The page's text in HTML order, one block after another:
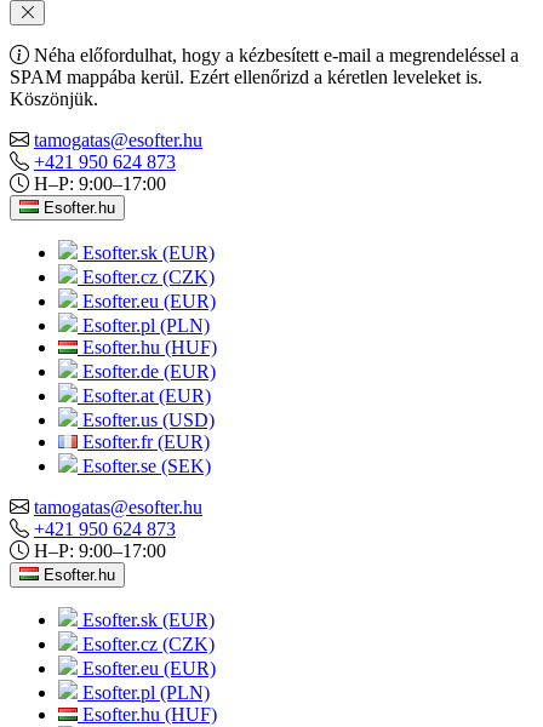
Néha előfordulhat, hogy a kézbesített e-mail a megrendeléssel a
SPAM mappába kerül. Ezért ellenőrizd a kéretlen leveleket is.
Köszönjük.
tamogatas@esofter.hu
+421 950 624 873
H–P: 9:00–17:00
Esofter.hu
Esofter.sk (EUR)
Esofter.cz (CZK)
Esofter.eu (EUR)
Esofter.pl (PLN)
Esofter.hu (HUF)
Esofter.de (EUR)
Esofter.at (EUR)
Esofter.us (USD)
Esofter.fr (EUR)
Esofter.se (SEK)
tamogatas@esofter.hu
+421 950 624 873
H–P: 9:00–17:00
Esofter.hu
Esofter.sk (EUR)
Esofter.cz (CZK)
Esofter.eu (EUR)
Esofter.pl (PLN)
Esofter.hu (HUF)